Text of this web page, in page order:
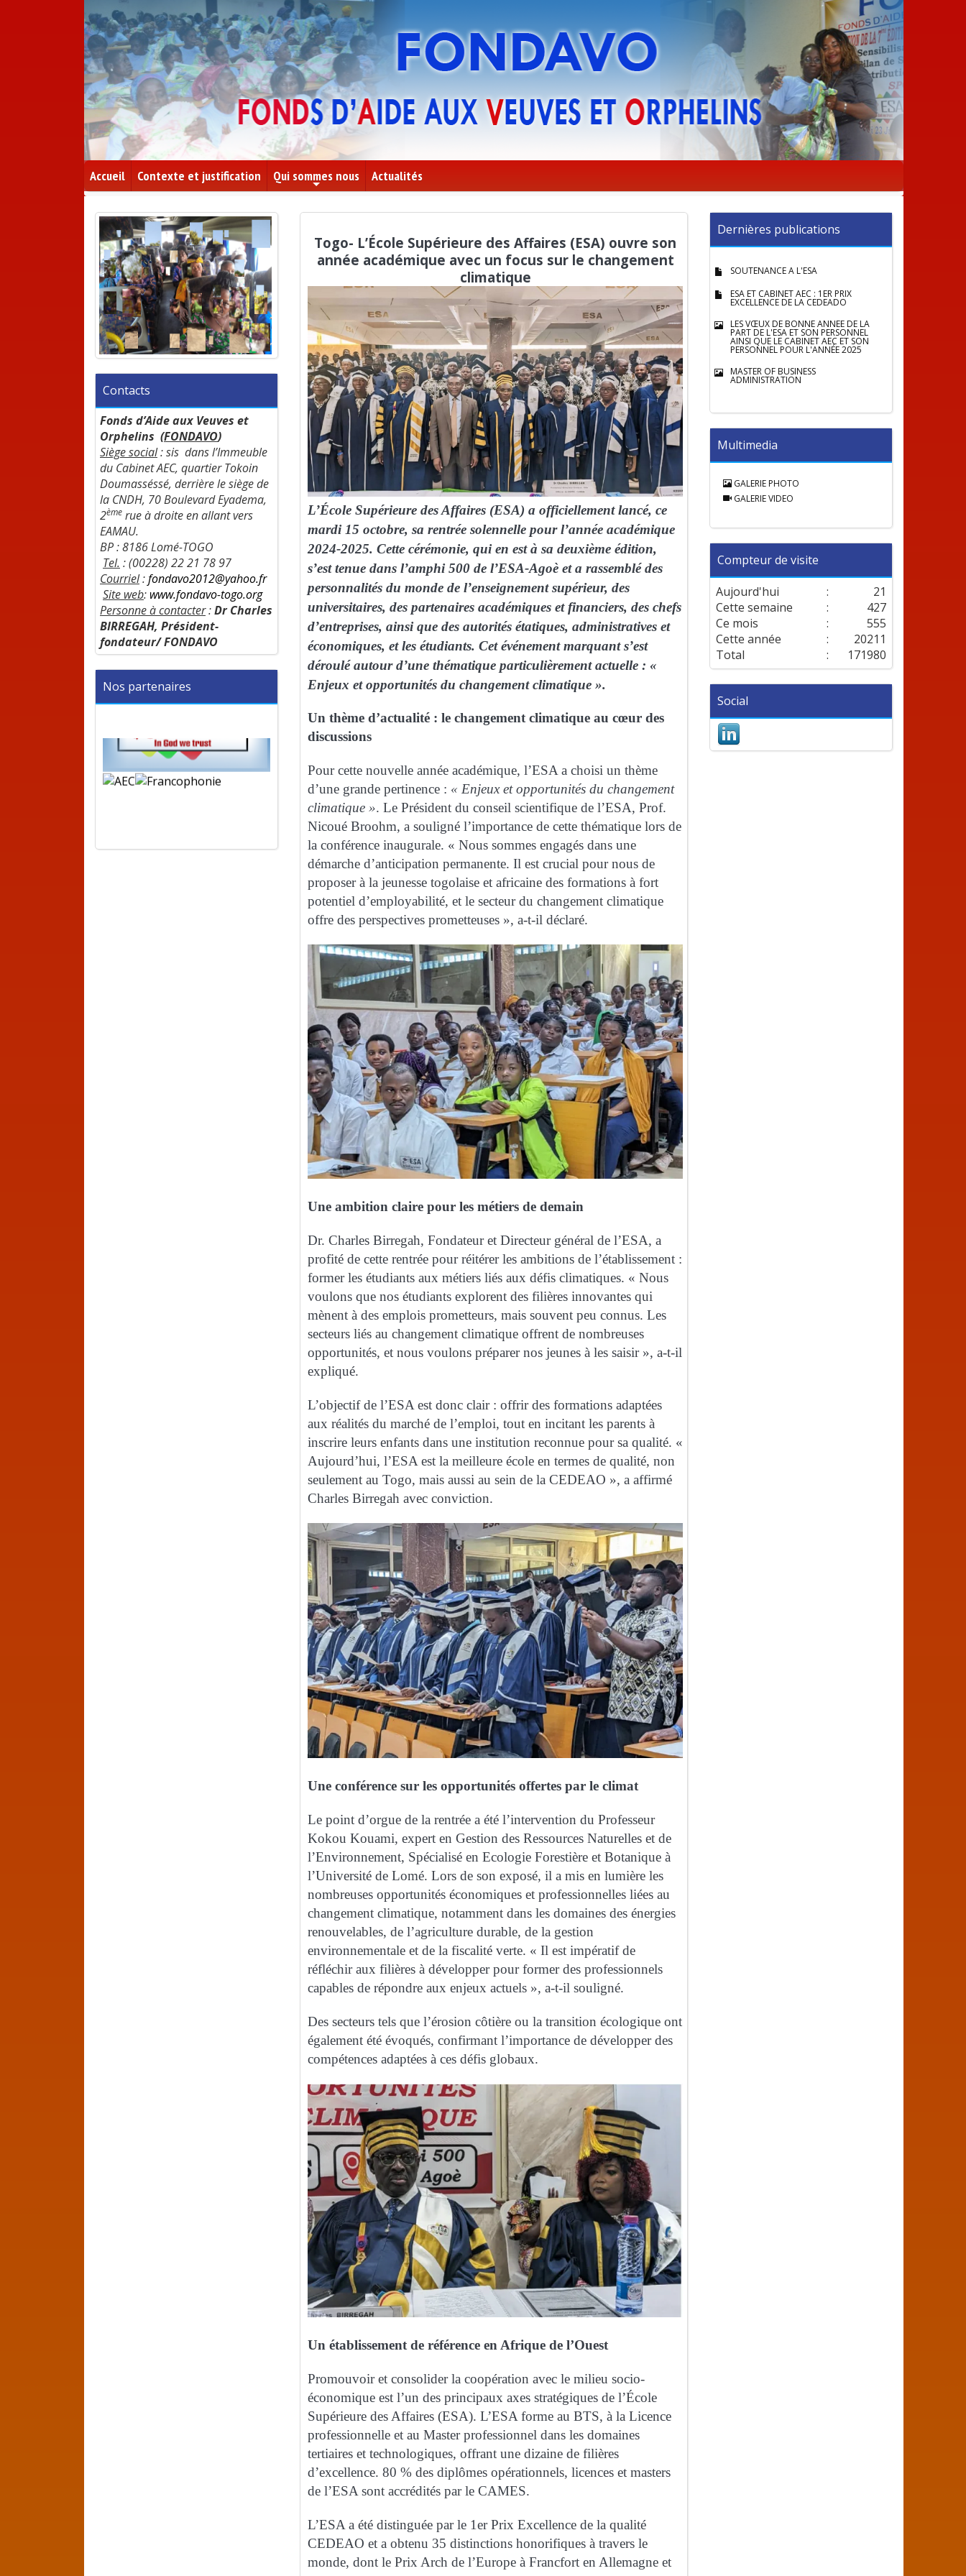
Accueil Contexte et justification Qui sommes nous Actualités
Contacts
Fonds d’Aide aux Veuves et
Orphelins (FONDAVO)
Siège social:sis dans l’Immeuble
du Cabinet AEC, quartier Tokoin
Doumasséssé, derrière le siège de
la CNDH, 70 Boulevard Eyadema,
2ème rue à droite en allant vers
EAMAU.
BP : 8186 Lomé-TOGO
Tel. : (00228) 22 21 78 97
Courriel:fondavo2012@yahoo.fr
Site web: www.fondavo-togo.org
Personne à contacter:Dr Charles
BIRREGAH, Président-
fondateur/ FONDAVO
Nos partenaires
Togo- L’École Supérieure des Affaires (ESA) ouvre son
année académique avec un focus sur le changement
climatique
L’École Supérieure des Affaires (ESA) a officiellement lancé, ce
mardi 15 octobre, sa rentrée solennelle pour l’année académique
2024-2025. Cette cérémonie, qui en est à sa deuxième édition,
s’est tenue dans l’amphi 500 de l’ESA-Agoè et a rassemblé des
personnalités du monde de l’enseignement supérieur, des
universitaires, des partenaires académiques et financiers, des chefs
d’entreprises, ainsi que des autorités étatiques, administratives et
économiques, et les étudiants. Cet événement marquant s’est
déroulé autour d’une thématique particulièrement actuelle : «
Enjeux et opportunités du changement climatique ».
Un thème d’actualité : le changement climatique au cœur des
discussions
Pour cette nouvelle année académique, l’ESA a choisi un thème
d’une grande pertinence : « Enjeux et opportunités du changement
climatique ». Le Président du conseil scientifique de l’ESA, Prof.
Nicoué Broohm, a souligné l’importance de cette thématique lors de
la conférence inaugurale. « Nous sommes engagés dans une
démarche d’anticipation permanente. Il est crucial pour nous de
proposer à la jeunesse togolaise et africaine des formations à fort
potentiel d’employabilité, et le secteur du changement climatique
offre des perspectives prometteuses », a-t-il déclaré.
Une ambition claire pour les métiers de demain
Dr. Charles Birregah, Fondateur et Directeur général de l’ESA, a
profité de cette rentrée pour réitérer les ambitions de l’établissement :
former les étudiants aux métiers liés aux défis climatiques. « Nous
voulons que nos étudiants explorent des filières innovantes qui
mènent à des emplois prometteurs, mais souvent peu connus. Les
secteurs liés au changement climatique offrent de nombreuses
opportunités, et nous voulons préparer nos jeunes à les saisir », a-t-il
expliqué.
L’objectif de l’ESA est donc clair : offrir des formations adaptées
aux réalités du marché de l’emploi, tout en incitant les parents à
inscrire leurs enfants dans une institution reconnue pour sa qualité. «
Aujourd’hui, l’ESA est la meilleure école en termes de qualité, non
seulement au Togo, mais aussi au sein de la CEDEAO », a affirmé
Charles Birregah avec conviction.
Une conférence sur les opportunités offertes par le climat
Le point d’orgue de la rentrée a été l’intervention du Professeur
Kokou Kouami, expert en Gestion des Ressources Naturelles et de
l’Environnement, Spécialisé en Ecologie Forestière et Botanique à
l’Université de Lomé. Lors de son exposé, il a mis en lumière les
nombreuses opportunités économiques et professionnelles liées au
changement climatique, notamment dans les domaines des énergies
renouvelables, de l’agriculture durable, de la gestion
environnementale et de la fiscalité verte. « Il est impératif de
réfléchir aux filières à développer pour former des professionnels
capables de répondre aux enjeux actuels », a-t-il souligné.
Des secteurs tels que l’érosion côtière ou la transition écologique ont
également été évoqués, confirmant l’importance de développer des
compétences adaptées à ces défis globaux.
Un établissement de référence en Afrique de l’Ouest
Promouvoir et consolider la coopération avec le milieu socio-
économique est l’un des principaux axes stratégiques de l’École
Supérieure des Affaires (ESA). L’ESA forme au BTS, à la Licence
professionnelle et au Master professionnel dans les domaines
tertiaires et technologiques, offrant une dizaine de filières
d’excellence. 80 % des diplômes opérationnels, licences et masters
de l’ESA sont accrédités par le CAMES.
L’ESA a été distinguée par le 1er Prix Excellence de la qualité
CEDEAO et a obtenu 35 distinctions honorifiques à travers le
monde, dont le Prix Arch de l’Europe à Francfort en Allemagne et
Dernières publications
SOUTENANCE A L'ESA
ESA ET CABINET AEC : 1ER PRIX
EXCELLENCE DE LA CEDEADO
LES VŒUX DE BONNE ANNÉE DE LA
PART DE L'ESA ET SON PERSONNEL
AINSI QUE LE CABINET AEC ET SON
PERSONNEL POUR L'ANNÉE 2025
MASTER OF BUSINESS
ADMINISTRATION
Multimedia
GALERIE PHOTO
GALERIE VIDEO
Compteur de visite
Aujourd'hui
:
21
Cette semaine
:
427
Ce mois
:
555
Cette année
:
20211
Total
: 171980
Social